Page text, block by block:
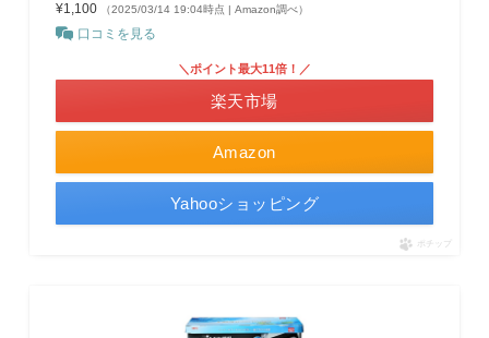
¥1,100
（2025/03/14 19:04時点 | Amazon調べ）
口コミを見る
Amazon
＼ポイント最大11倍！／
楽天市場
Yahooショッピング
ポチップ